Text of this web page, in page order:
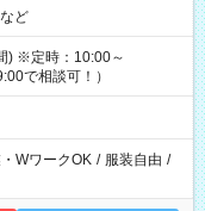
ど
) ※定時：10:00～
で相談可！）
WワークOK / 服装自由 /